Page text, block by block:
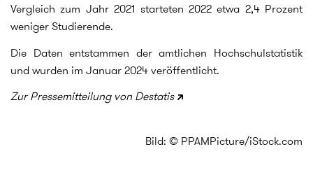
Vergleich zum Jahr 2021 starteten 2022 etwa 2,4 Prozent
weniger Studierende.
Die Daten entstammen der amtlichen Hochschulstatistik
und wurden im Januar 2024 veröffentlicht.
Zur Pressemitteilung von Destatis
Bild: © PPAMPicture/iStock.com